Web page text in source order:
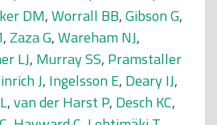
DM,Worrall BB,Gibson G,
,Zaza G,Wareham NJ,
LJ, Murray SS, Pramstaller
J, Ingelsson E, Deary IJ,
,van der Harst P, Desch KC,